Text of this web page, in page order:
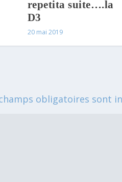
repetita suite….la
D3
20 mai 2019
obligatoires sont